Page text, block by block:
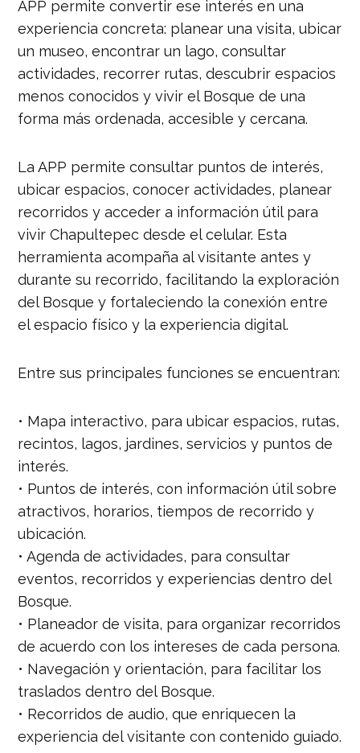
APP permite convertir ese interés en una
experiencia concreta: planear una visita, ubicar
un museo, encontrar un lago, consultar
actividades, recorrer rutas, descubrir espacios
menos conocidos y vivir el Bosque de una
forma más ordenada, accesible y cercana.
La APP permite consultar puntos de interés,
ubicar espacios, conocer actividades, planear
recorridos y acceder a información útil para
vivir Chapultepec desde el celular. Esta
herramienta acompaña al visitante antes y
durante su recorrido, facilitando la exploración
del Bosque y fortaleciendo la conexión entre
el espacio físico y la experiencia digital.
Entre sus principales funciones se encuentran:
• Mapa interactivo, para ubicar espacios, rutas,
recintos, lagos, jardines, servicios y puntos de
interés.
• Puntos de interés, con información útil sobre
atractivos, horarios, tiempos de recorrido y
ubicación.
• Agenda de actividades, para consultar
eventos, recorridos y experiencias dentro del
Bosque.
• Planeador de visita, para organizar recorridos
de acuerdo con los intereses de cada persona.
• Navegación y orientación, para facilitar los
traslados dentro del Bosque.
• Recorridos de audio, que enriquecen la
experiencia del visitante con contenido guiado.